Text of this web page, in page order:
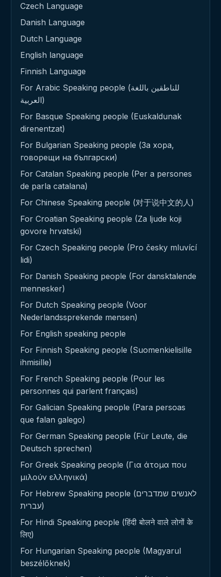
Czech Language
Danish Language
Dutch Language
English language
Finnish Language
For Arabic Speaking people (للناطقين باللغة
العربية)
For Basque Speaking people (Euskaldunak
direnentzat)
For Bulgarian Speaking people (За хора,
говорещи на български)
For Catalan Speaking people (Per a persones
de parla catalana)
For Chinese Speaking people (对于说中文的人)
For Croatian Speaking people (Za ljude koji
govore hrvatski)
For Czech Speaking people (Pro česky mluvící
lidi)
For Danish Speaking people (For dansktalende
mennesker)
For Dutch Speaking people (Voor
Nederlandssprekende mensen)
For English speaking people
For Finnish Speaking people (Suomenkielisille
ihmisille)
For French Speaking people (Pour les
personnes qui parlent français)
For Galician Speaking people (Para persoas
que falan galego)
For German Speaking people (Für Leute, die
Deutsch sprechen)
For Greek Speaking people (Για άτομα που
μιλούν ελληνικά)
For Hebrew Speaking people (לאנשים שמדברים
עברית)
For Hindi Speaking people (हिंदी बोलने वाले लोगों के
लिए)
For Hungarian Speaking people (Magyarul
beszélőknek)